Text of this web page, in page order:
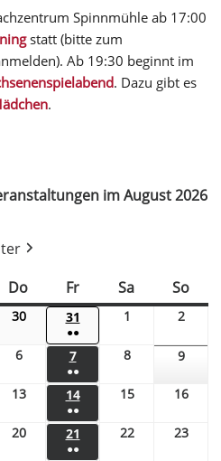
Spinnmühle ab 17:00
statt (bitte zum
Ab 19:30 beginnt im
. Dazu gibt es
.
im August 2026
Do Fr Sa So
30 31
●●
1 2
6 7
●●
8 9
13 14
●●
15 16
20 21
●●
22 23